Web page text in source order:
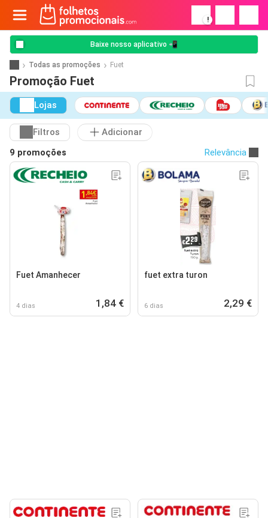
!
Baixe nosso aplicativo 📲
Todas as promoções Fuet
Promoção Fuet
Lojas
Filtros
Adicionar
9 promoções
Relevância
Fuet Amanhecer
4 dias 1,84 €
fuet extra turon
6 dias 2,29 €